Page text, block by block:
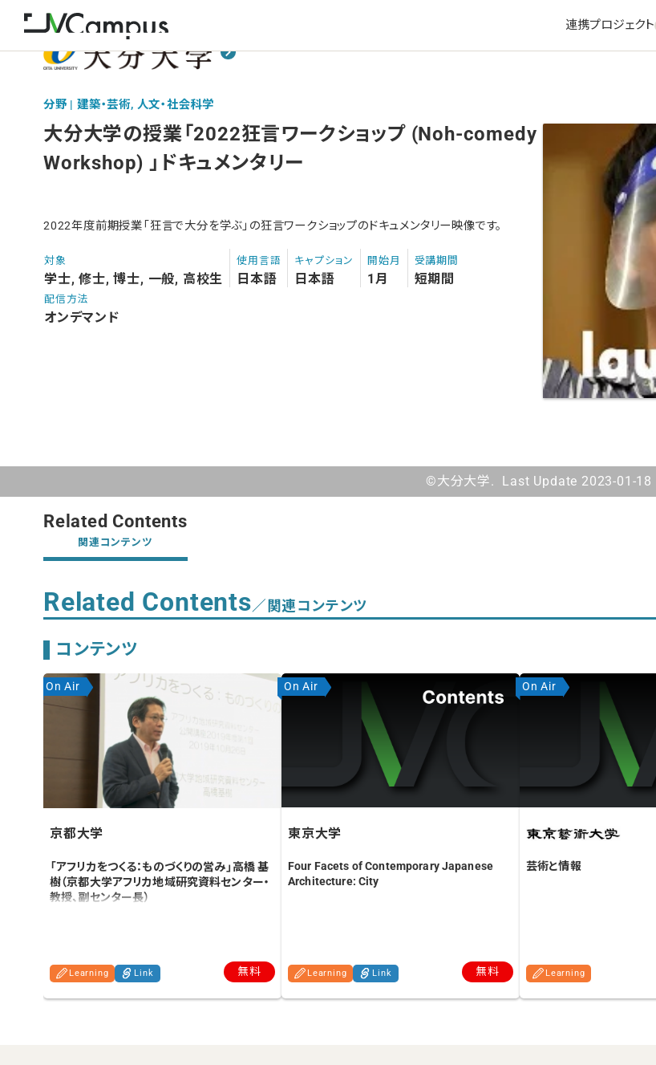
連携プロジェクト
分野 | 建築・芸術, 人文・社会科学
大分大学の授業「2022狂言ワークショップ (Noh-comedy
Workshop) 」ドキュメンタリー
2022年度前期授業「狂言で大分を学ぶ」の狂言ワークショップのドキュメンタリー映像です。
対象
学士, 修士, 博士, 一般, 高校生
使用言語
日本語
キャプション
日本語
開始月
1月
受講期間
短期間
配信方法
オンデマンド
©大分大学. Last Update 2023-01-18
Related Contents
関連コンテンツ
Related Contents／関連コンテンツ
コンテンツ
京都大学
「アフリカをつくる：ものづくりの営み」高橋 基
樹（京都大学アフリカ地域研究資料センター・
教授、副センター長）
Learning Link 無料
On Air
東京大学
Four Facets of Contemporary Japanese
Architecture: City
Learning Link 無料
On Air
芸術と情報
Learning
On Air